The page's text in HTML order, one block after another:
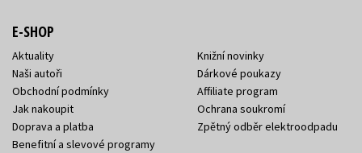
E-SHOP
Aktuality
Naši autoři
Obchodní podmínky
Jak nakoupit
Doprava a platba
Benefitní a slevové programy
Knižní novinky
Dárkové poukazy
Affiliate program
Ochrana soukromí
Zpětný odběr elektroodpadu